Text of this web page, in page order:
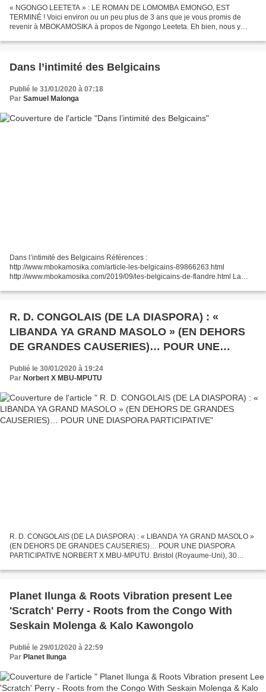
« NGONGO LEETETA » : LE ROMAN DE LOMOMBA EMONGO, EST
TERMINÉ ! Voici environ ou un peu plus de 3 ans que je vous promis de
revenir à MBOKAMOSIKA à propos de Ngongo Leeteta. Eh bien, nous y
Dans l’intimité des Belgicains
Publié le 31/01/2020 à 07:18
Par Samuel Malonga
Dans l’intimité des Belgicains Références :
http://www.mbokamosika.com/article-les-belgicains-89866263.html
http://www.mbokamosika.com/2019/09/les-belgicains-de-flandre.html La
l’opportunité...
R. D. CONGOLAIS (DE LA DIASPORA) : «
LIBANDA YA GRAND MASOLO » (EN DEHORS
DE GRANDES CAUSERIES)… POUR UNE
Publié le 30/01/2020 à 19:24
Par Norbert X MBU-MPUTU
R. D. CONGOLAIS (DE LA DIASPORA) : « LIBANDA YA GRAND MASOLO »
(EN DEHORS DE GRANDES CAUSERIES)… POUR UNE DIASPORA
PARTICIPATIVE NORBERT X MBU-MPUTU. Bristol (Royaume-Uni), 30
sommet...
Planet Ilunga & Roots Vibration present Lee
'Scratch' Perry - Roots from the Congo With
Seskain Molenga & Kalo Kawongolo
Publié le 29/01/2020 à 22:59
Par Planet Ilunga